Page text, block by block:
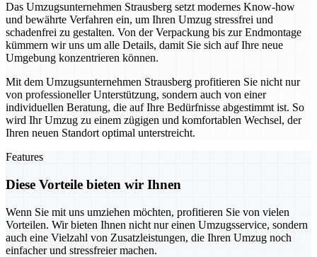
Das Umzugsunternehmen Strausberg setzt modernes Know-how
und bewährte Verfahren ein, um Ihren Umzug stressfrei und
schadenfrei zu gestalten. Von der Verpackung bis zur Endmontage
kümmern wir uns um alle Details, damit Sie sich auf Ihre neue
Umgebung konzentrieren können.
Mit dem Umzugsunternehmen Strausberg profitieren Sie nicht nur
von professioneller Unterstützung, sondern auch von einer
individuellen Beratung, die auf Ihre Bedürfnisse abgestimmt ist. So
wird Ihr Umzug zu einem zügigen und komfortablen Wechsel, der
Ihren neuen Standort optimal unterstreicht.
Features
Diese Vorteile bieten wir Ihnen
Wenn Sie mit uns umziehen möchten, profitieren Sie von vielen
Vorteilen. Wir bieten Ihnen nicht nur einen Umzugsservice, sondern
auch eine Vielzahl von Zusatzleistungen, die Ihren Umzug noch
einfacher und stressfreier machen.